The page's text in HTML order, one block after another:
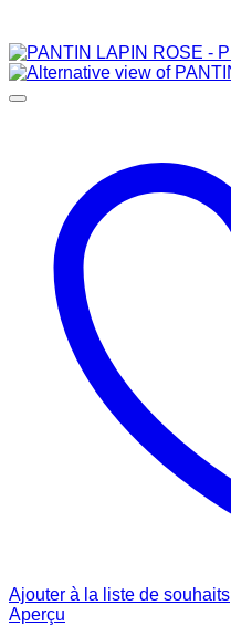
Ajouter à la liste de souhaits
Aperçu